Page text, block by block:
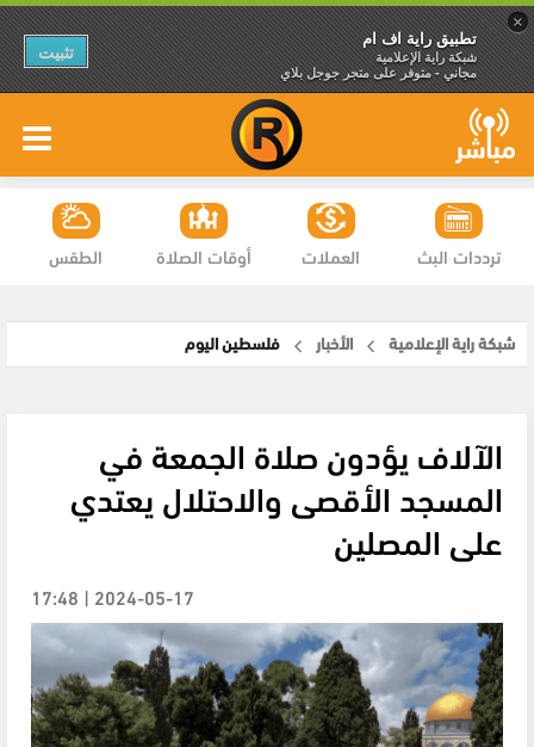
×
تطبيق راية اف ام
شبكة راية الإعلامية
مجاني - متوفر على متجر جوجل بلاي
تثبيت
الطقس أوقات الصلاة العملات ترددات البث
شبكة راية الإعلامية الأخبار فلسطين اليوم
الآلاف يؤدون صلاة الجمعة في
المسجد الأقصى والاحتلال يعتدي
على المصلين
2024-05-17 | 17:48